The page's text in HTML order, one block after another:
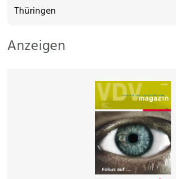
Thüringen
Anzeigen